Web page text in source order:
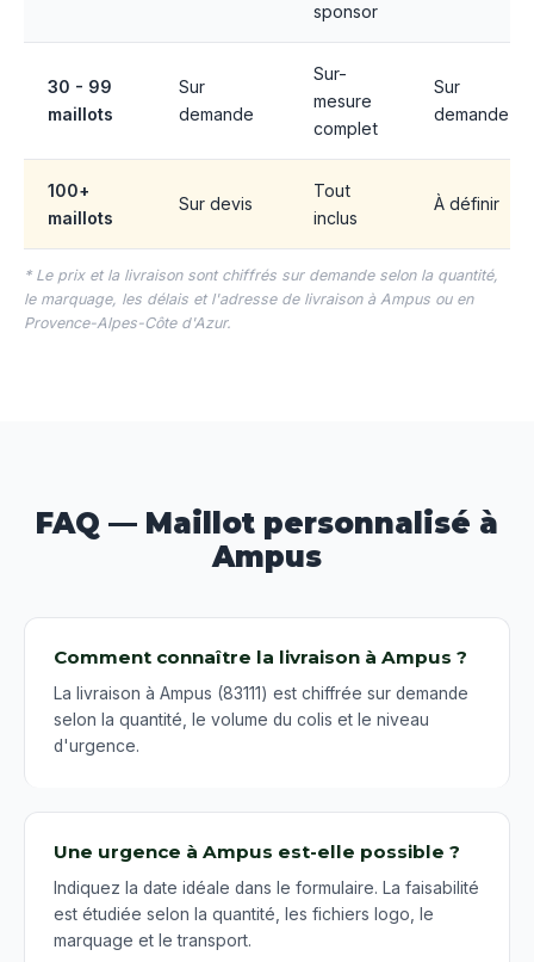
sponsor
30 - 99
maillots
Sur
demande
Sur-
mesure
complet
Sur
demande
100+
maillots
Sur devis
Tout
inclus
À définir
* Le prix et la livraison sont chiffrés sur demande selon la quantité,
le marquage, les délais et l'adresse de livraison à Ampus ou en
Provence-Alpes-Côte d'Azur.
FAQ — Maillot personnalisé à
Ampus
Comment connaître la livraison à Ampus ?
La livraison à Ampus (83111) est chiffrée sur demande
selon la quantité, le volume du colis et le niveau
d'urgence.
Une urgence à Ampus est-elle possible ?
Indiquez la date idéale dans le formulaire. La faisabilité
est étudiée selon la quantité, les fichiers logo, le
marquage et le transport.